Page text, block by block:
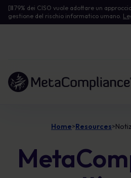
[Il79% dei CISO vuole adottare un
gestione del rischio informatico umano.
Link alla homepage
Home>Resources>